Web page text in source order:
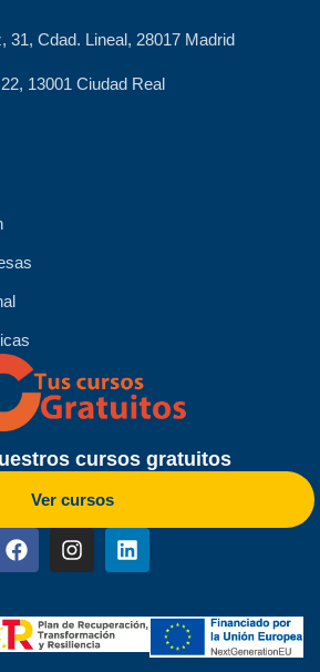
31, Cdad. Lineal, 28017 Madrid
13001 Ciudad Real
cursos gratuitos
Ver cursos